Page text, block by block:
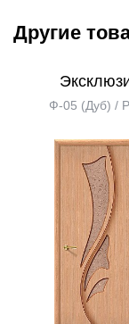
Другие
Ф-05 (Дуб) /